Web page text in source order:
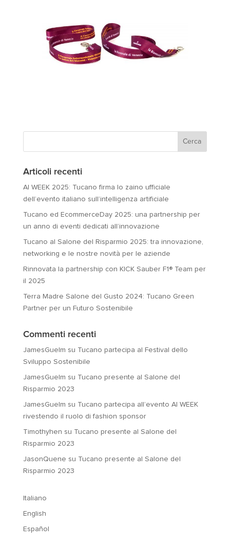
Articoli recenti
AI WEEK 2025: Tucano firma lo zaino ufficiale
dell’evento italiano sull’intelligenza artificiale
Tucano ed EcommerceDay 2025: una partnership per
un anno di eventi dedicati all’innovazione
Tucano al Salone del Risparmio 2025: tra innovazione,
networking e le nostre novità per le aziende
Rinnovata la partnership con KICK Sauber F1® Team per
il 2025
Terra Madre Salone del Gusto 2024: Tucano Green
Partner per un Futuro Sostenibile
Commenti recenti
JamesGuelm su Tucano partecipa al Festival dello
Sviluppo Sostenibile
JamesGuelm su Tucano presente al Salone del
Risparmio 2023
JamesGuelm su Tucano partecipa all’evento AI WEEK
rivestendo il ruolo di fashion sponsor
Timothyhen su Tucano presente al Salone del
Risparmio 2023
JasonQuene su Tucano presente al Salone del
Risparmio 2023
Italiano
English
Español